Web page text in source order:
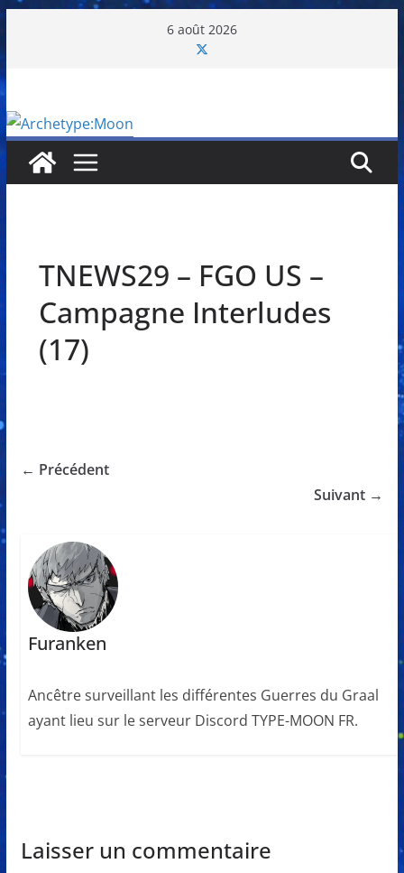
6 août 2026
TNEWS29 – FGO US –
Campagne Interludes
(17)
← Précédent
Suivant →
Furanken
Ancêtre surveillant les différentes Guerres du Graal
ayant lieu sur le serveur Discord TYPE-MOON FR.
Laisser un commentaire